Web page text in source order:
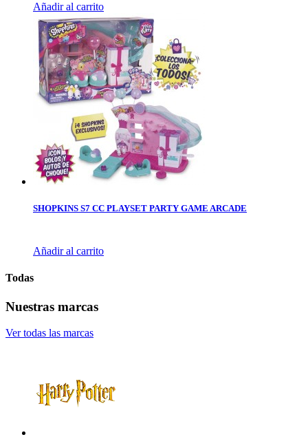
Añadir al carrito
SHOPKINS S7 CC PLAYSET PARTY GAME ARCADE
Añadir al carrito
Todas
Nuestras marcas
Ver todas las marcas